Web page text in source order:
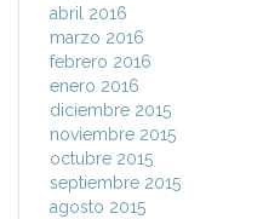
abril 2016
marzo 2016
febrero 2016
enero 2016
diciembre 2015
noviembre 2015
octubre 2015
septiembre 2015
agosto 2015